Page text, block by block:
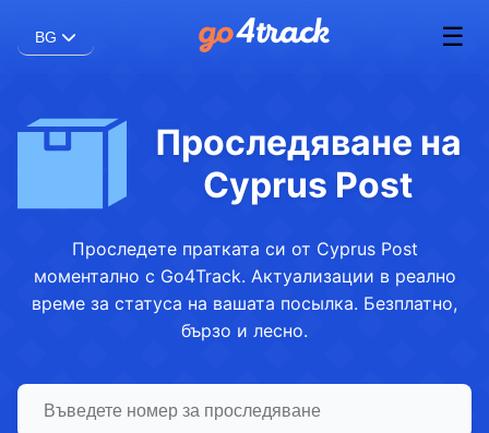
BG ☰
Проследяване на
Cyprus Post
Проследете пратката си от Cyprus Post
моментално с Go4Track. Актуализации в реално
време за статуса на вашата посылка. Безплатно,
бързо и лесно.